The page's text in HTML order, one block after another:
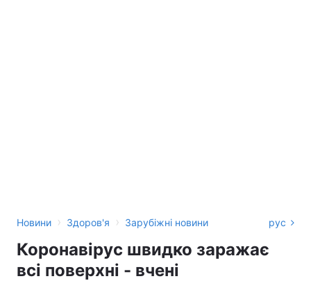
Новини › Здоров'я › Зарубіжні новини рус
Коронавірус швидко заражає
всі поверхні - вчені